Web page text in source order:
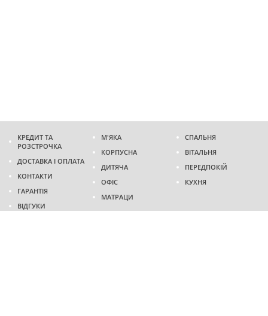
КРЕДИТ ТА
РОЗСТРОЧКА
ДОСТАВКА І ОПЛАТА
КОНТАКТИ
ГАРАНТІЯ
ВІДГУКИ
М'ЯКА
КОРПУСНА
ДИТЯЧА
ОФІС
МАТРАЦИ
СПАЛЬНЯ
ВІТАЛЬНЯ
ПЕРЕДПОКІЙ
КУХНЯ